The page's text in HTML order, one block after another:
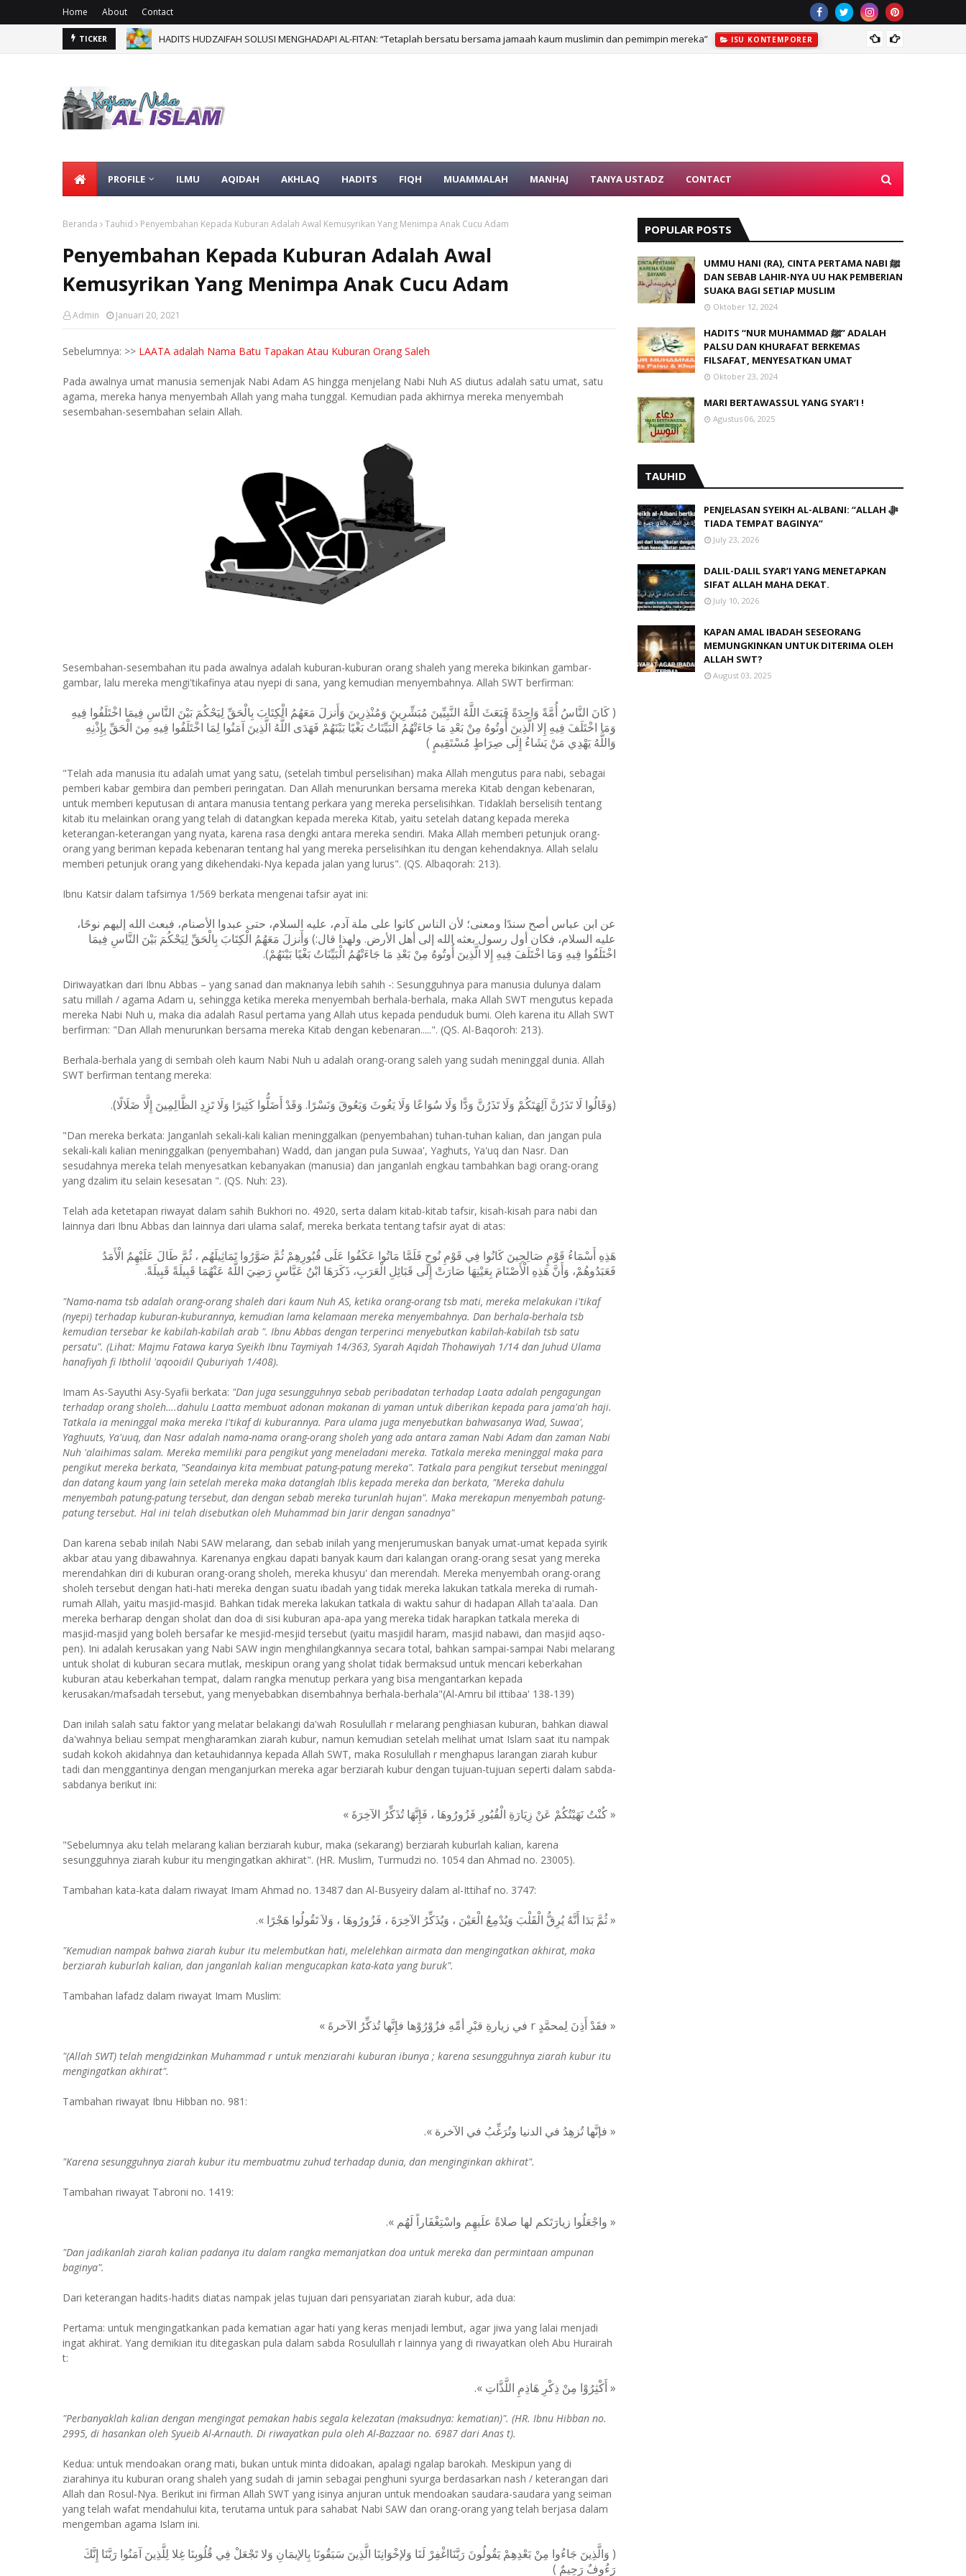
Home About Contact
TICKER
HADITS HUDZAIFAH SOLUSI MENGHADAPI AL-FITAN: “Tetaplah bersatu bersama jamaah kaum muslimin dan pemimpin mereka” ISU KONTEMPORER
BANTAHAN TERHADAP PENDAPAT: "NABI ﷺ HANYA ISRA SAJA, TANPA MI’RAJ KE LANGIT". HADITS
PROFILE ILMU AQIDAH AKHLAQ HADITS FIQH MUAMMALAH MANHAJ TANYA USTADZ CONTACT
Beranda Tauhid Penyembahan Kepada Kuburan Adalah Awal Kemusyrikan Yang Menimpa Anak Cucu Adam
Penyembahan Kepada Kuburan Adalah Awal
Kemusyrikan Yang Menimpa Anak Cucu Adam
Admin Januari 20, 2021
Sebelumnya: >> LAATA adalah Nama Batu Tapakan Atau Kuburan Orang Saleh
Pada awalnya umat manusia semenjak Nabi Adam AS hingga menjelang Nabi Nuh AS diutus adalah satu umat, satu
agama, mereka hanya menyembah Allah yang maha tunggal. Kemudian pada akhirnya mereka menyembah
sesembahan-sesembahan selain Allah.
Sesembahan-sesembahan itu pada awalnya adalah kuburan-kuburan orang shaleh yang mereka bikinkan gambar-
gambar, lalu mereka mengi'tikafinya atau nyepi di sana, yang kemudian menyembahnya. Allah SWT berfirman:
( كَانَ النَّاسُ أُمَّةً وَاحِدَةً فَبَعَثَ اللَّهُ النَّبِيِّينَ مُبَشِّرِينَ وَمُنْذِرِينَ وَأَنزلَ مَعَهُمُ الْكِتَابَ بِالْحَقِّ لِيَحْكُمَ بَيْنَ النَّاسِ فِيمَا اخْتَلَفُوا فِيهِ
وَمَا اخْتَلَفَ فِيهِ إِلا الَّذِينَ أُوتُوهُ مِنْ بَعْدِ مَا جَاءَتْهُمُ الْبَيِّنَاتُ بَغْيًا بَيْنَهُمْ فَهَدَى اللَّهُ الَّذِينَ آمَنُوا لِمَا اخْتَلَفُوا فِيهِ مِنَ الْحَقِّ بِإِذْنِهِ
وَاللَّهُ يَهْدِي مَنْ يَشَاءُ إِلَى صِرَاطٍ مُسْتَقِيمٍ )
"Telah ada manusia itu adalah umat yang satu, (setelah timbul perselisihan) maka Allah mengutus para nabi, sebagai
pemberi kabar gembira dan pemberi peringatan. Dan Allah menurunkan bersama mereka Kitab dengan kebenaran,
untuk memberi keputusan di antara manusia tentang perkara yang mereka perselisihkan. Tidaklah berselisih tentang
kitab itu melainkan orang yang telah di datangkan kepada mereka Kitab, yaitu setelah datang kepada mereka
keterangan-keterangan yang nyata, karena rasa dengki antara mereka sendiri. Maka Allah memberi petunjuk orang-
orang yang beriman kepada kebenaran tentang hal yang mereka perselisihkan itu dengan kehendaknya. Allah selalu
memberi petunjuk orang yang dikehendaki-Nya kepada jalan yang lurus". (QS. Albaqorah: 213).
Ibnu Katsir dalam tafsirnya 1/569 berkata mengenai tafsir ayat ini:
عن ابن عباس أصح سندًا ومعنى؛ لأن الناس كانوا على ملة آدم، عليه السلام، حتى عبدوا الأصنام، فبعث الله إليهم نوحًا،
عليه السلام، فكان أول رسول بعثه الله إلى أهل الأرض. ولهذا قال:) وَأَنزلَ مَعَهُمُ الْكِتَابَ بِالْحَقِّ لِيَحْكُمَ بَيْنَ النَّاسِ فِيمَا
اخْتَلَفُوا فِيهِ وَمَا اخْتَلَفَ فِيهِ إِلا الَّذِينَ أُوتُوهُ مِنْ بَعْدِ مَا جَاءَتْهُمُ الْبَيِّنَاتُ بَغْيًا بَيْنَهُمْ).
Diriwayatkan dari Ibnu Abbas – yang sanad dan maknanya lebih sahih -: Sesungguhnya para manusia dulunya dalam
satu millah / agama Adam u, sehingga ketika mereka menyembah berhala-berhala, maka Allah SWT mengutus kepada
mereka Nabi Nuh u, maka dia adalah Rasul pertama yang Allah utus kepada penduduk bumi. Oleh karena itu Allah SWT
berfirman: "Dan Allah menurunkan bersama mereka Kitab dengan kebenaran.....". (QS. Al-Baqoroh: 213).
Berhala-berhala yang di sembah oleh kaum Nabi Nuh u adalah orang-orang saleh yang sudah meninggal dunia. Allah
SWT berfirman tentang mereka:
(وَقَالُوا لَا تَذَرُنَّ آلِهَتَكُمْ وَلَا تَذَرُنَّ وَدًّا وَلَا سُوَاعًا وَلَا يَغُوثَ وَيَعُوقَ وَنَسْرًا. وَقَدْ أَضَلُّوا كَثِيرًا وَلَا تَزِدِ الظَّالِمِينَ إِلَّا ضَلَالًا).
"Dan mereka berkata: Janganlah sekali-kali kalian meninggalkan (penyembahan) tuhan-tuhan kalian, dan jangan pula
sekali-kali kalian meninggalkan (penyembahan) Wadd, dan jangan pula Suwaa', Yaghuts, Ya'uq dan Nasr. Dan
sesudahnya mereka telah menyesatkan kebanyakan (manusia) dan janganlah engkau tambahkan bagi orang-orang
yang dzalim itu selain kesesatan ". (QS. Nuh: 23).
Telah ada ketetapan riwayat dalam sahih Bukhori no. 4920, serta dalam kitab-kitab tafsir, kisah-kisah para nabi dan
lainnya dari Ibnu Abbas dan lainnya dari ulama salaf, mereka berkata tentang tafsir ayat di atas:
هَذِهِ أَسْمَاءُ قَوْمٍ صَالِحِينَ كَانُوا فِي قَوْمِ نُوحٍ فَلَمَّا مَاتُوا عَكَفُوا عَلَى قُبُورِهِمْ ثُمَّ صَوَّرُوا تَمَاثِيلَهُم ، ثُمَّ طَالَ عَلَيْهِمُ الْأَمَدُ
فَعَبَدُوهُمْ، وَأَنَّ هَذِهِ الْأَصْنَامَ بِعَيْنِهَا صَارَتْ إِلَى قَبَائِلِ الْعَرَبِ، ذَكَرَهَا ابْنُ عَبَّاسٍ رَضِيَ اللَّهُ عَنْهُمَا قَبِيلَةً قَبِيلَةً.
"Nama-nama tsb adalah orang-orang shaleh dari kaum Nuh AS, ketika orang-orang tsb mati, mereka melakukan i'tikaf
(nyepi) terhadap kuburan-kuburannya, kemudian lama kelamaan mereka menyembahnya. Dan berhala-berhala tsb
kemudian tersebar ke kabilah-kabilah arab ". Ibnu Abbas dengan terperinci menyebutkan kabilah-kabilah tsb satu
persatu". (Lihat: Majmu Fatawa karya Syeikh Ibnu Taymiyah 14/363, Syarah Aqidah Thohawiyah 1/14 dan Juhud Ulama
hanafiyah fi Ibtholil 'aqooidil Quburiyah 1/408).
Imam As-Sayuthi Asy-Syafii berkata: "Dan juga sesungguhnya sebab peribadatan terhadap Laata adalah pengagungan
terhadap orang sholeh….dahulu Laatta membuat adonan makanan di yaman untuk diberikan kepada para jama'ah haji.
Tatkala ia meninggal maka mereka I'tikaf di kuburannya. Para ulama juga menyebutkan bahwasanya Wad, Suwaa',
Yaghuuts, Ya'uuq, dan Nasr adalah nama-nama orang-orang sholeh yang ada antara zaman Nabi Adam dan zaman Nabi
Nuh 'alaihimas salam. Mereka memiliki para pengikut yang meneladani mereka. Tatkala mereka meninggal maka para
pengikut mereka berkata, "Seandainya kita membuat patung-patung mereka". Tatkala para pengikut tersebut meninggal
dan datang kaum yang lain setelah mereka maka datanglah Iblis kepada mereka dan berkata, "Mereka dahulu
menyembah patung-patung tersebut, dan dengan sebab mereka turunlah hujan". Maka merekapun menyembah patung-
patung tersebut. Hal ini telah disebutkan oleh Muhammad bin Jarir dengan sanadnya"
Dan karena sebab inilah Nabi SAW melarang, dan sebab inilah yang menjerumuskan banyak umat-umat kepada syirik
akbar atau yang dibawahnya. Karenanya engkau dapati banyak kaum dari kalangan orang-orang sesat yang mereka
merendahkan diri di kuburan orang-orang sholeh, mereka khusyu' dan merendah. Mereka menyembah orang-orang
sholeh tersebut dengan hati-hati mereka dengan suatu ibadah yang tidak mereka lakukan tatkala mereka di rumah-
rumah Allah, yaitu masjid-masjid. Bahkan tidak mereka lakukan tatkala di waktu sahur di hadapan Allah ta'aala. Dan
mereka berharap dengan sholat dan doa di sisi kuburan apa-apa yang mereka tidak harapkan tatkala mereka di
masjid-masjid yang boleh bersafar ke mesjid-mesjid tersebut (yaitu masjidil haram, masjid nabawi, dan masjid aqso-
pen). Ini adalah kerusakan yang Nabi SAW ingin menghilangkannya secara total, bahkan sampai-sampai Nabi melarang
untuk sholat di kuburan secara mutlak, meskipun orang yang sholat tidak bermaksud untuk mencari keberkahan
kuburan atau keberkahan tempat, dalam rangka menutup perkara yang bisa mengantarkan kepada
kerusakan/mafsadah tersebut, yang menyebabkan disembahnya berhala-berhala"(Al-Amru bil ittibaa' 138-139)
Dan inilah salah satu faktor yang melatar belakangi da'wah Rosulullah r melarang penghiasan kuburan, bahkan diawal
da'wahnya beliau sempat mengharamkan ziarah kubur, namun kemudian setelah melihat umat Islam saat itu nampak
sudah kokoh akidahnya dan ketauhidannya kepada Allah SWT, maka Rosulullah r menghapus larangan ziarah kubur
tadi dan menggantinya dengan menganjurkan mereka agar berziarah kubur dengan tujuan-tujuan seperti dalam sabda-
sabdanya berikut ini:
« كُنْتُ نَهَيْتُكُمْ عَنْ زِيَارَةِ الْقُبُورِ فَزُورُوهَا ، فَإِنَّهَا تُذَكِّرُ الآخِرَةَ »
"Sebelumnya aku telah melarang kalian berziarah kubur, maka (sekarang) berziarah kuburlah kalian, karena
sesungguhnya ziarah kubur itu mengingatkan akhirat". (HR. Muslim, Turmudzi no. 1054 dan Ahmad no. 23005).
Tambahan kata-kata dalam riwayat Imam Ahmad no. 13487 dan Al-Busyeiry dalam al-Ittihaf no. 3747:
« ثُمَّ بَدَا أَنَّهُ يُرِقُّ الْقَلْبَ وَيُدْمِعُ الْعَيْنَ ، وَيُذَكِّرُ الآخِرَةَ ، فَزُورُوهَا ، وَلاَ تَقُولُوا هَجْرًا ».
"Kemudian nampak bahwa ziarah kubur itu melembutkan hati, melelehkan airmata dan mengingatkan akhirat, maka
berziarah kuburlah kalian, dan janganlah kalian mengucapkan kata-kata yang buruk".
Tambahan lafadz dalam riwayat Imam Muslim:
« فقَدْ أَذِنَ لِمحمَّدٍ r في زيارةِ قبْرِ أمِّهِ فزُوْرُوْها فإِنَّها تُذكِّرُ الآخرةَ »
"(Allah SWT) telah mengidzinkan Muhammad r untuk menziarahi kuburan ibunya ; karena sesungguhnya ziarah kubur itu
mengingatkan akhirat".
Tambahan riwayat Ibnu Hibban no. 981:
« فإنَّها تُزهِدُ في الدنيا وتُرَغِّبُ في الآخرة ».
"Karena sesungguhnya ziarah kubur itu membuatmu zuhud terhadap dunia, dan menginginkan akhirat".
Tambahan riwayat Tabroni no. 1419:
« واجْعَلُوا زيارَتَكم لها صلاةً علَيهِم واسْتِغْفَاراً لَهُم ».
"Dan jadikanlah ziarah kalian padanya itu dalam rangka memanjatkan doa untuk mereka dan permintaan ampunan
baginya".
Dari keterangan hadits-hadits diatas nampak jelas tujuan dari pensyariatan ziarah kubur, ada dua:
Pertama: untuk mengingatkankan pada kematian agar hati yang keras menjadi lembut, agar jiwa yang lalai menjadi
ingat akhirat. Yang demikian itu ditegaskan pula dalam sabda Rosulullah r lainnya yang di riwayatkan oleh Abu Hurairah
t:
« أَكْثِرُوْا مِنْ ذِكْرِ هَاذِمِ اللَّذَّاتِ ».
"Perbanyaklah kalian dengan mengingat pemakan habis segala kelezatan (maksudnya: kematian)". (HR. Ibnu Hibban no.
2995, di hasankan oleh Syueib Al-Arnauth. Di riwayatkan pula oleh Al-Bazzaar no. 6987 dari Anas t).
Kedua: untuk mendoakan orang mati, bukan untuk minta didoakan, apalagi ngalap barokah. Meskipun yang di
ziarahinya itu kuburan orang shaleh yang sudah di jamin sebagai penghuni syurga berdasarkan nash / keterangan dari
Allah dan Rosul-Nya. Berikut ini firman Allah SWT yang isinya anjuran untuk mendoakan saudara-saudara yang seiman
yang telah wafat mendahului kita, terutama untuk para sahabat Nabi SAW dan orang-orang yang telah berjasa dalam
mengemban agama Islam ini.
( وَالَّذِينَ جَاءُوا مِنْ بَعْدِهِمْ يَقُولُونَ رَبَّنَااغْفِرْ لَنَا وَلإخْوَانِنَا الَّذِينَ سَبَقُونَا بِالإيمَانِ وَلا تَجْعَلْ فِي قُلُوبِنَا غِلا لِلَّذِينَ آمَنُوا رَبَّنَا إِنَّكَ
رَءُوفٌ رَحِيمٌ )
POPULAR POSTS
UMMU HANI (RA), CINTA PERTAMA NABI ﷺ
DAN SEBAB LAHIR-NYA UU HAK PEMBERIAN
SUAKA BAGI SETIAP MUSLIM
Oktober 12, 2024
HADITS “NUR MUHAMMAD ﷺ” ADALAH
PALSU DAN KHURAFAT BERKEMAS
FILSAFAT, MENYESATKAN UMAT
Oktober 23, 2024
MARI BERTAWASSUL YANG SYAR’I !
Agustus 06, 2025
TAUHID
PENJELASAN SYEIKH AL-ALBANI: “ALLAH ﷻ
TIADA TEMPAT BAGINYA”
July 23, 2026
DALIL-DALIL SYAR’I YANG MENETAPKAN
SIFAT ALLAH MAHA DEKAT.
July 10, 2026
KAPAN AMAL IBADAH SESEORANG
MEMUNGKINKAN UNTUK DITERIMA OLEH
ALLAH SWT?
August 03, 2025